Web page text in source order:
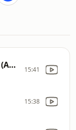
Daqui Só Se Leva o Amor (Acústico) 15:41
15:38